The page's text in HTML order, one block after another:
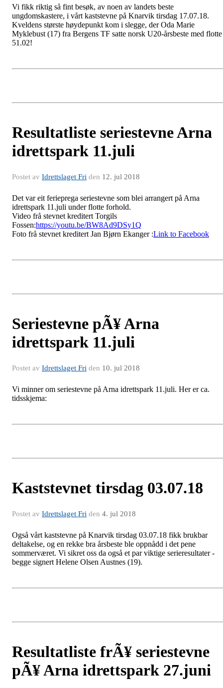
Vi fikk riktig så fint besøk, av noen av landets beste
ungdomskastere, i vårt kaststevne på Knarvik tirsdag 17.07.18.
Kveldens største høydepunkt kom i slegge, der Oda Marie
Myklebust (17) fra Bergens TF satte norsk U20-årsbeste med flotte
51.02!
Resultatliste seriestevne Arna
idrettspark 11.juli
Postet av Idrettslaget Fri den 12. jul 2018
Det var eit ferieprega seriestevne som blei arrangert på Arna
idrettspark 11.juli under flotte forhold.
Video frå stevnet kreditert Torgils
Fossen:https://youtu.be/BW8Ad9DSy1Q
Foto frå stevnet kreditert Jan Bjørn Ekanger :Link to Facebook
Seriestevne pÃ¥ Arna
idrettspark 11.juli
Postet av Idrettslaget Fri den 10. jul 2018
Vi minner om seriestevne på Arna idrettspark 11.juli. Her er ca.
tidsskjema:
Kaststevnet tirsdag 03.07.18
Postet av Idrettslaget Fri den 4. jul 2018
Også vårt kaststevne på Knarvik tirsdag 03.07.18 fikk brukbar
deltakelse, og en rekke bra årsbeste ble oppnådd i det pene
sommerværet. Vi sikret oss da også et par viktige serieresultater -
begge signert Helene Olsen Austnes (19).
Resultatliste frÃ¥ seriestevne
pÃ¥ Arna idrettspark 27.juni